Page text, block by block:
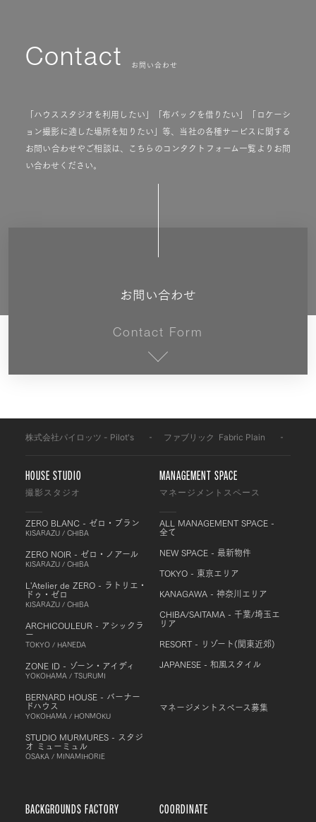
Contact お問い合わせ
「ハウススタジオを利用したい」「布バックを借りたい」「ロケーシ
ョン撮影に適した場所を知りたい」等、当社の各種サービスに関する
お問い合わせやご相談は、こちらのコンタクトフォーム一覧よりお問
い合わせください。
お問い合わせ
Contact Form
株式会社パイロッツ - Pilot's ファブリック Fabric Plain
HOUSE STUDIO
撮影スタジオ
ZERO BLANC - ゼロ・ブラン
KISARAZU / CHIBA
ZERO NOIR - ゼロ・ノアール
KISARAZU / CHIBA
L'Atelier de ZERO - ラトリエ・
ドゥ・ゼロ
KISARAZU / CHIBA
ARCHICOULEUR - アシックラ
ー
TOKYO / HANEDA
ZONE ID - ゾーン・アイディ
YOKOHAMA / TSURUMI
BERNARD HOUSE - バーナー
ドハウス
YOKOHAMA / HONMOKU
STUDIO MURMURES - スタジ
オ ミューミュル
OSAKA / MINAMIHORIE
MANAGEMENT SPACE
マネージメントスペース
ALL MANAGEMENT SPACE -
全て
NEW SPACE - 最新物件
TOKYO - 東京エリア
KANAGAWA - 神奈川エリア
CHIBA/SAITAMA - 千葉/埼玉エ
リア
RESORT - リゾート(関東近郊)
JAPANESE - 和風スタイル
マネージメントスペース募集
BACKGROUNDS FACTORY COORDINATE